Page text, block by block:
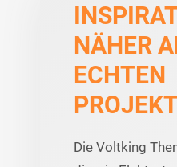
NÄHER
ECHTEN
Die Voltking